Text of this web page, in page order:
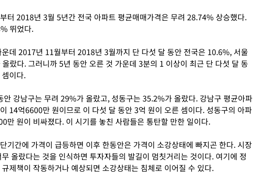
터 2018년 3월 5년간 전국 아파트 평균매매가격은 무려 28.74% 상승했다.
뛰었다.
데 2017년 11월부터 2018년 3월까지 단 다섯 달 동안 전국은 10.6%, 서울
랐다. 그러니까 5년 동안 오른 것 가운데 3분의 1 이상이 최근 단 다섯 달 동
이다.
안 강남구는 무려 29%가 올랐고, 성동구는 35.2%가 올랐다. 강남구 평균아파
14억6600만 원이므로 이 다섯 달 동안 3억 원이 오른 셈이다. 성동구의 아파
만 원이 비싸졌다. 이 시기를 놓친 사람들은 통탄할 만한 일이다.
기간에 가격이 급등하면 이후 한동안은 가격이 소강상태에 빠지곤 한다. 시장
올랐다는 것을 인식하면 투자자들의 발길이 멈칫거리는 것이다. 여기에 정
제책이 작동하거나 예상되면 소강상태는 침체로 이어질 수 있다.